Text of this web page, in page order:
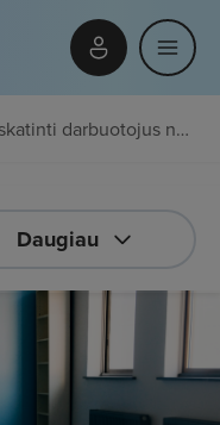
Kaip paskatinti darbuotojus naudoti dirbtinį intelektą?
Daugiau